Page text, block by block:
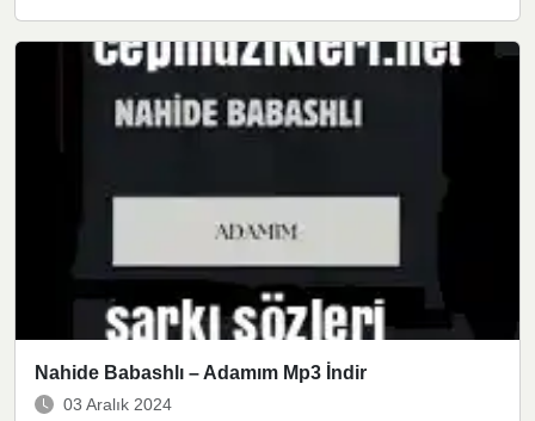
Nahide Babashlı – Adamım Mp3 İndir
03 Aralık 2024